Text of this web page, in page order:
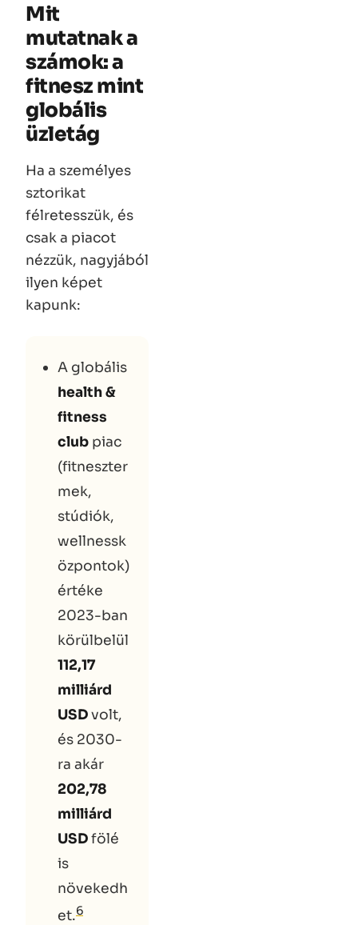
Mit
mutatnak a
számok: a
fitnesz mint
globális
üzletág
Ha a személyes
sztorikat
félretesszük, és
csak a piacot
nézzük, nagyjából
ilyen képet
kapunk:
A globális
health &
fitness
club piac
(fitneszter
mek,
stúdiók,
wellnessk
özpontok)
értéke
2023-ban
körülbelül
112,17
milliárd
USDvolt,
és 2030-
ra akár
202,78
milliárd
USDfölé
is
növekedh
et.6